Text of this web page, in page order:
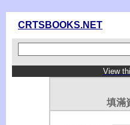
CRTSBOOKS.NET
View
填滿